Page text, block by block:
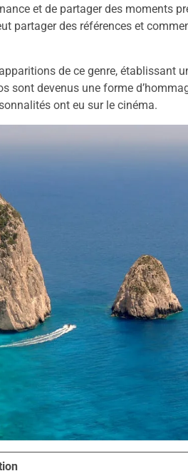
et de partager des moments
partager des références et
de ce genre, établissant
sont devenus une forme
ont eu sur le cinéma.